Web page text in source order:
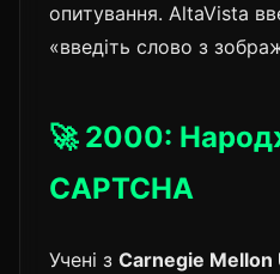
опитування. AltaVista
«введіть слово з
🚀 2000:
CAPTCHA
Учені з Carnegie Mellon